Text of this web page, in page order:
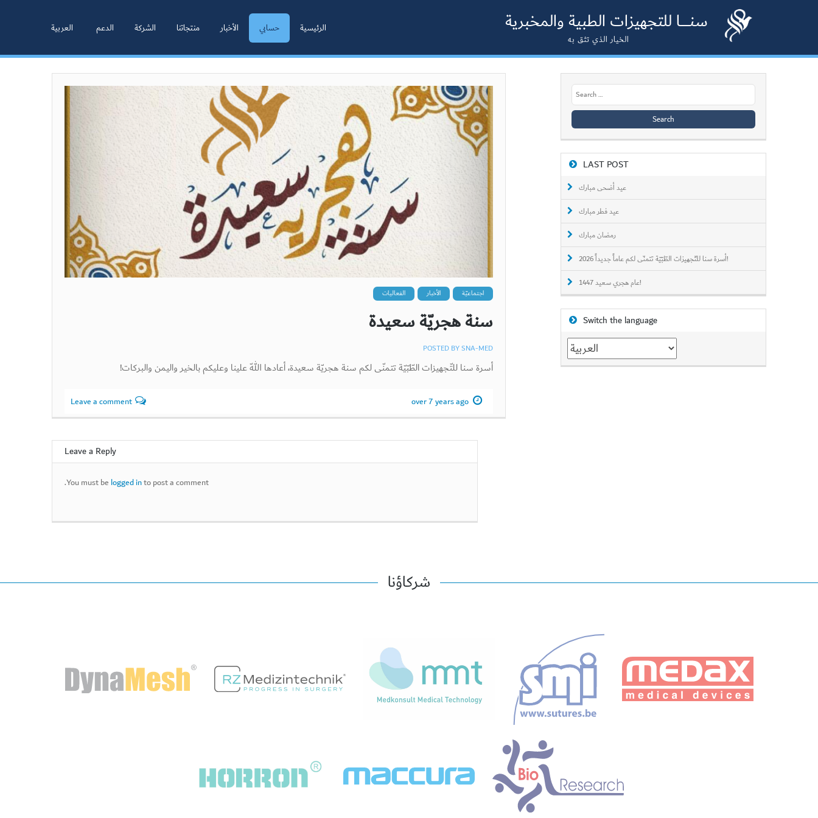
سنـــــــا للتجهيزات الطبية والمخبرية
الخيار الذي تثق به
العربية الدعم الشركة منتجاتنا الأخبار حسابي الرئيسية
Search
for:
LAST POST
عيد أضحى مبارك
عيد فطر مبارك
رمضان مبارك
أسرة سنا للتّجهيزات الطّبّيّة تتمنّى لكم عاماً جديداً 2026!
عام هجري سعيد 1447!
Switch the language
Switch
the
language
اجتماعيّة الأخبار الفعاليات
سنة هجريّة سعيدة
POSTED BYSNA-MED
أسرة سنا للتّجهيزات الطّبّيّة تتمنّى لكم سنة هجريّة سعيدة، أعادها اللّه علينا وعليكم بالخير واليمن والبركات!
Leave a comment over 7 years ago
Leave a Reply
You must be logged into post a comment.
شركاؤنا